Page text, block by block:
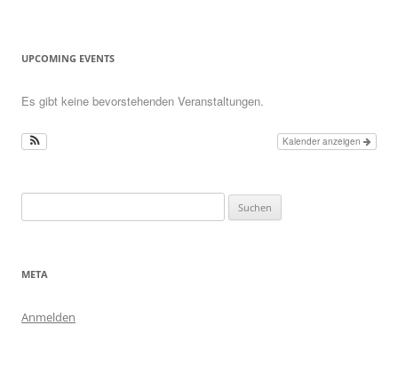
UPCOMING EVENTS
Es gibt keine bevorstehenden Veranstaltungen.
Kalender anzeigen
nach:
META
Anmelden